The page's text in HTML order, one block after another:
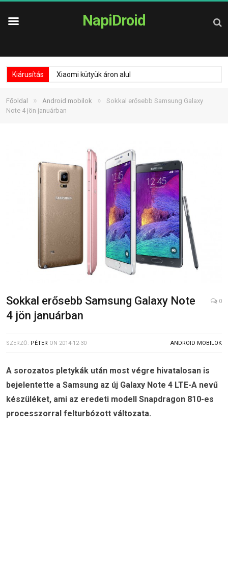
NapiDroid
Kiárusítás Xiaomi kütyük áron alul
Főoldal » Android mobilok »
Sokkal erősebb Samsung Galaxy
Note 4 jön januárban
Sokkal erősebb Samsung Galaxy Note
4 jön januárban
0
SZERZŐ: PÉTER ON 2014-12-30 ANDROID MOBILOK
A sorozatos pletykák után most végre hivatalosan is
bejelentette a Samsung az új Galaxy Note 4 LTE-A nevű
készüléket, ami az eredeti modell Snapdragon 810-es
processzorral felturbózott változata.